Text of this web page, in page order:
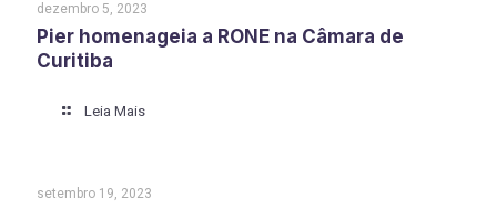
dezembro 5, 2023
Pier homenageia a RONE na Câmara de
Curitiba
Leia Mais
setembro 19, 2023